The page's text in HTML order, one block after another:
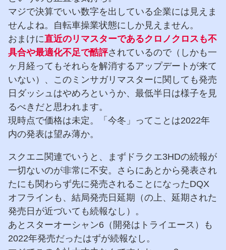
マジで決算でいい数字を出している企業には見えま
せんよね。自転車操業状態にしか見えません。
おまけに直近のリマスターであるクロノクロスも不
具合や最適化不足で酷評されているので（しかも一
ヶ月経ってもそれらを解消するアップデートが来て
いない）、このミンサガリマスターに関しても発売
日ダッシュはやめろというか、最低半日は様子を見
るべきだと思われます。
現時点で価格は未定。「今冬」ってことは2022年
内の発表は望み薄か。
スクエニ関連でいうと、まずドラクエ3HDの続報が
一切ないのが非常に不安。さらにあとから発表され
たにも関わらず先に発売されることになったDQX
オフラインも、結局発売日延期（の上、延期された
発売日が近づいても続報なし）。
あとスターオーシャン6（開発はトライエース）も
2022年発売だったはずが続報なし。